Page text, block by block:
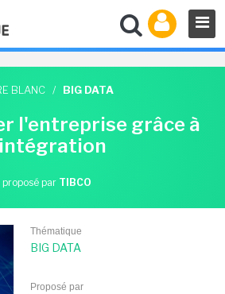
BLANC / BIG DATA
l'entreprise grâce à
proposé par TIBCO
Thématique
BIG DATA
Proposé par